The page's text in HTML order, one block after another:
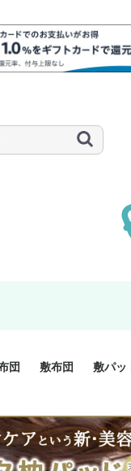
2点セット
3点セット
4点セット
5点セット
6点セット
エクセルゴールド
ロイヤルゴールド
マザーダックダウン
2点セット
3点セット
4点セット
6点セット
2点セット
3点セット
ド
ン
ン
イズ
団
掛け布団
掛け布団
掛け布団
掛け布団
布団
敷布団
防ダニ敷布団
小さい敷布団
大きい敷布団
機能性敷布団
敷パッ
シン
小さ
大き
シル
枕パ
シル
除湿
接触
暖か
ガー
オー
ベッ
パッ